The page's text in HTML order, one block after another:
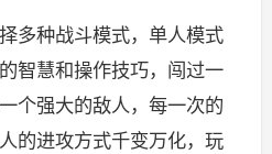
多种战斗模式，单人模式
智慧和操作技巧，闯过一
个强大的敌人，每一次的
的进攻方式千变万化，玩